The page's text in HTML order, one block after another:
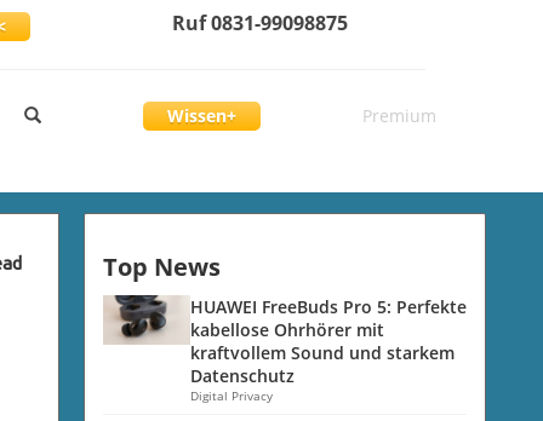
Ruf 0831-99098875
Wissen+ Premium
Top News
HUAWEI FreeBuds Pro 5: Perfekte
kabellose Ohrhörer mit
kraftvollem Sound und starkem
Datenschutz
Digital Privacy